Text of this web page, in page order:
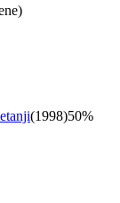
(1998)50%